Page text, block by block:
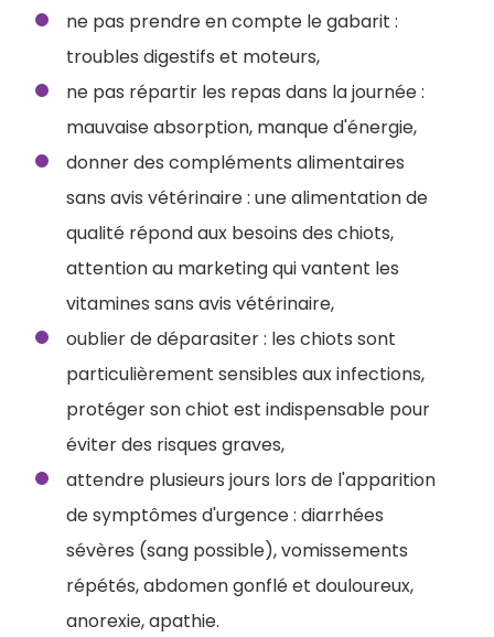
ne pas prendre en compte le gabarit :
troubles digestifs et moteurs,
ne pas répartir les repas dans la journée :
mauvaise absorption, manque d'énergie,
donner des compléments alimentaires
sans avis vétérinaire : une alimentation de
qualité répond aux besoins des chiots,
attention au marketing qui vantent les
vitamines sans avis vétérinaire,
oublier de déparasiter : les chiots sont
particulièrement sensibles aux infections,
protéger son chiot est indispensable pour
éviter des risques graves,
attendre plusieurs jours lors de l'apparition
de symptômes d'urgence : diarrhées
sévères (sang possible), vomissements
répétés, abdomen gonflé et douloureux,
anorexie, apathie.